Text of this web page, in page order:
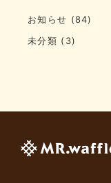
お知らせ (84)
未分類 (3)